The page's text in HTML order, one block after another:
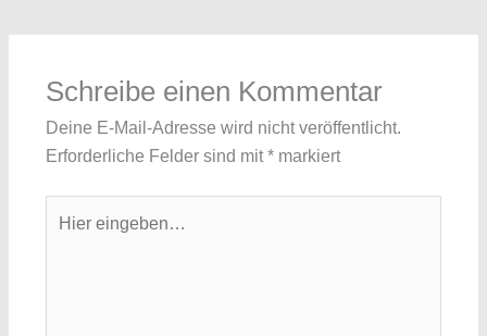
Schreibe einen Kommentar
Deine E-Mail-Adresse wird nicht veröffentlicht.
Erforderliche Felder sind mit*markiert
eingeben…